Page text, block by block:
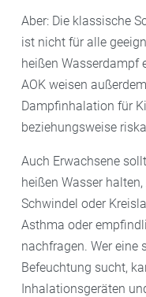
Aber: Die klassische
ist nicht für alle
heißen Wasserdampf
AOK weisen
Dampfinhalation für
beziehungsweise
Auch Erwachsene
heißen Wasser
Schwindel oder
Asthma oder
nachfragen. Wer eine
Befeuchtung sucht,
Inhalationsgeräten